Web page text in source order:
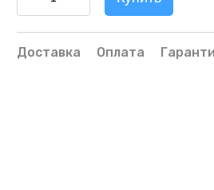
Доставка Оплата